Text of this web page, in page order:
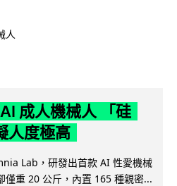
人
成人機械人 「硅
人度極高
Lab，研發出首款 AI 性愛機械
僅重 20 公斤，內置 165 種親密...